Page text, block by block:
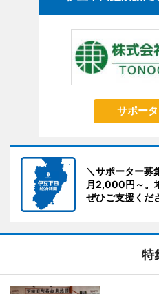
サポー
＼サポーター募
月2,000円～。
ぜひご支援くだ
特